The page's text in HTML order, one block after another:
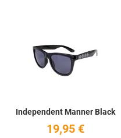
Independent Manner Black
19,95 €